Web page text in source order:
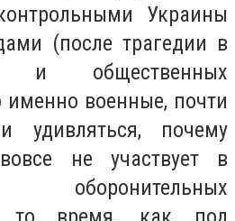
Украины
(после трагедии в
и общественных
военные, почти
удивляться, почему
не участвует в